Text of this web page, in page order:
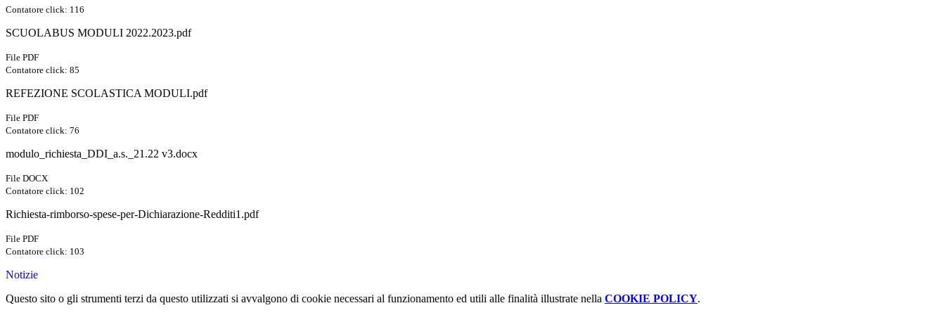
Contatore click: 116
SCUOLABUS MODULI 2022.2023.pdf
File PDF
Contatore click: 85
REFEZIONE SCOLASTICA MODULI.pdf
File PDF
Contatore click: 76
modulo_richiesta_DDI_a.s._21.22 v3.docx
File DOCX
Contatore click: 102
Richiesta-rimborso-spese-per-Dichiarazione-Redditi1.pdf
File PDF
Contatore click: 103
Notizie
Questo sito o gli strumenti terzi da questo utilizzati si avvalgono di cookie necessari al funzionamento ed utili alle finalità illustrate nella COOKIE POLICY.